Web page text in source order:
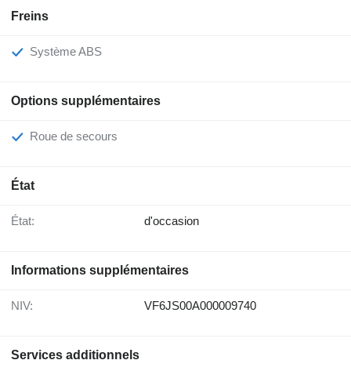
Freins
Système ABS
Options supplémentaires
Roue de secours
État
État: d'occasion
Informations supplémentaires
NIV: VF6JS00A000009740
Services additionnels